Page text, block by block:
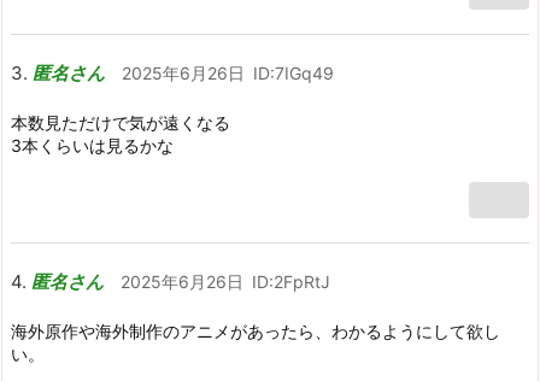
匿名さん 2025年6月26日 ID:7IGq49
本数見ただけで気が遠くなる
3本くらいは見るかな
匿名さん 2025年6月26日 ID:2FpRtJ
海外原作や海外制作のアニメがあったら、わかるようにして欲し
い。